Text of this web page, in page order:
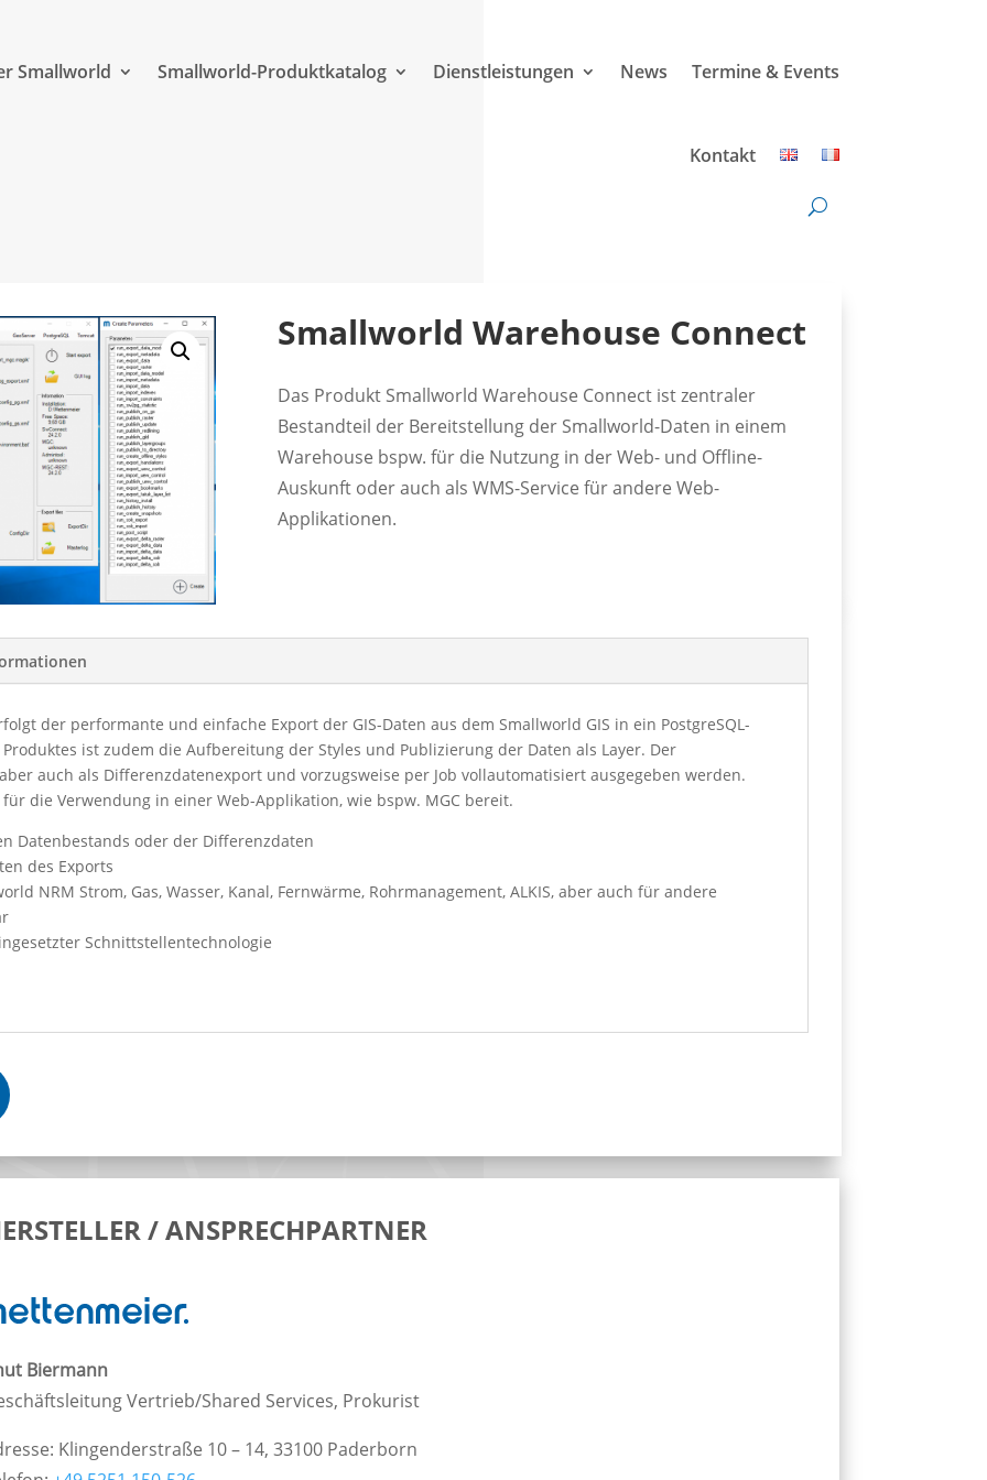
Smallworld Smallworld-Produktkatalog Dienstleistungen News Termine & Events
Kontakt
Smallworld Warehouse Connect
Das Produkt Smallworld Warehouse Connect ist zentraler
Bestandteil der Bereitstellung der Smallworld-Daten in einem
Warehouse bspw. für die Nutzung in der Web- und Offline-
Auskunft oder auch als WMS-Service für andere Web-
Applikationen.
der performante und einfache Export der GIS-Daten aus dem Smallworld GIS in ein PostgreSQL-
ist zudem die Aufbereitung der Styles und Publizierung der Daten als Layer. Der
auch als Differenzdatenexport und vorzugsweise per Job vollautomatisiert ausgegeben werden.
die Verwendung in einer Web-Applikation, wie bspw. MGC bereit.
Datenbestands oder der Differenzdaten
des Exports
NRM Strom, Gas, Wasser, Kanal, Fernwärme, Rohrmanagement, ALKIS, aber auch für andere
Schnittstellentechnologie
/ ANSPRECHPARTNER
Biermann
Vertrieb/Shared Services, Prokurist
Klingenderstraße 10 – 14, 33100 Paderborn